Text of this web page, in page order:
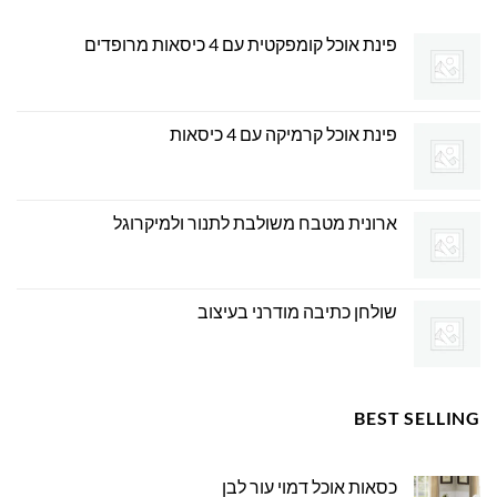
פינת אוכל קומפקטית עם 4 כיסאות מרופדים
פינת אוכל קרמיקה עם 4 כיסאות
ארונית מטבח משולבת לתנור ולמיקרוגל
שולחן כתיבה מודרני בעיצוב
BEST SELLING
כסאות אוכל דמוי עור לבן